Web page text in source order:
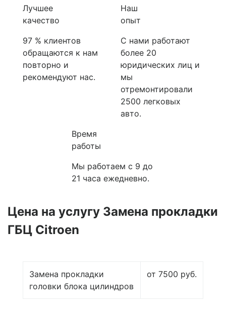
Лучшее
качество
97 % клиентов
обращаются к нам
повторно и
рекомендуют нас.
Наш
опыт
С нами работают
более 20
юридических лиц и
мы
отремонтировали
2500 легковых
авто.
Время
работы
Мы работаем с 9 до
21 часа ежедневно.
Цена на услугу Замена прокладки
ГБЦ Citroen
Замена прокладки
головки блока цилиндров
от 7500 руб.